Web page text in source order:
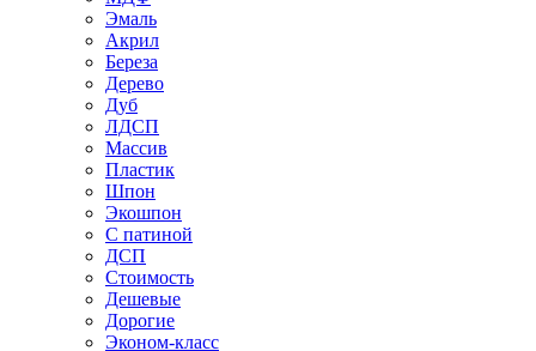
Эмаль
Акрил
Береза
Дерево
Дуб
ЛДСП
Массив
Пластик
Шпон
Экошпон
С патиной
ДСП
Стоимость
Дешевые
Дорогие
Эконом-класс